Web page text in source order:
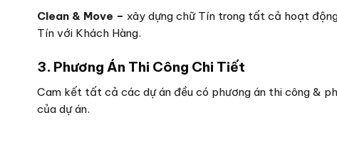
Clean & Move – xây dựng chữ Tín trong tất cả hoạt
Tín với Khách Hàng.
3. Phương Án Thi Công Chi Tiết
Cam kết tất cả các dự án đều có phương án thi công &
của dự án.